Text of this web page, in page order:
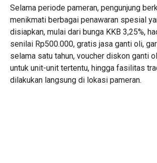
Selama periode pameran, pengunjung
menikmati berbagai penawaran spesial
disiapkan, mulai dari bunga KKB 3,25%,
senilai Rp500.000, gratis jasa ganti oli,
selama satu tahun, voucher diskon ganti
untuk unit-unit tertentu, hingga fasilitas
dilakukan langsung di lokasi pameran.